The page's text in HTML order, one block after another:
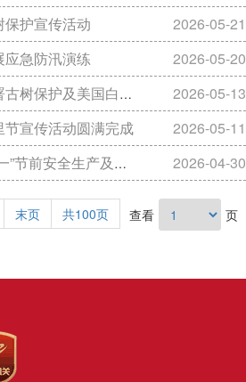
护宣传活动
2026-05-21
急防汛演练
2026-05-20
护及美国白蛾防治工作
2026-05-13
宣传活动圆满完成
2026-05-11
安全生产及消防工作
2026-04-30
末页 共100页 查看 页